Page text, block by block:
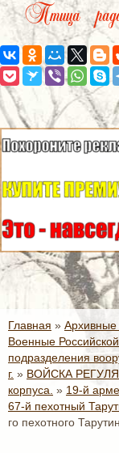
Птица
Главная » Архивные
Военные
подразделения
г. » ВОЙСКА
корпуса. » 19-й
67-й пехотный
го пехотного